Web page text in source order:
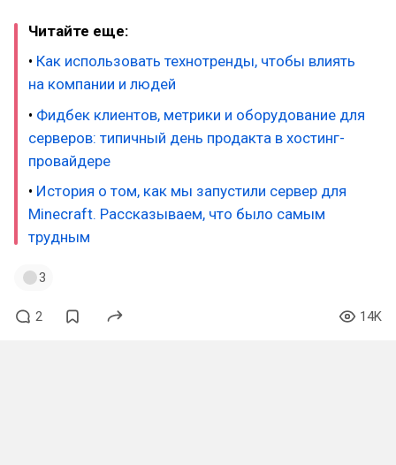
Читайте еще:
• Как использовать технотренды, чтобы влиять
на компании и людей
• Фидбек клиентов, метрики и оборудование для
серверов: типичный день продакта в хостинг-
провайдере
• История о том, как мы запустили сервер для
Minecraft. Рассказываем, что было самым
трудным
3
2 14K